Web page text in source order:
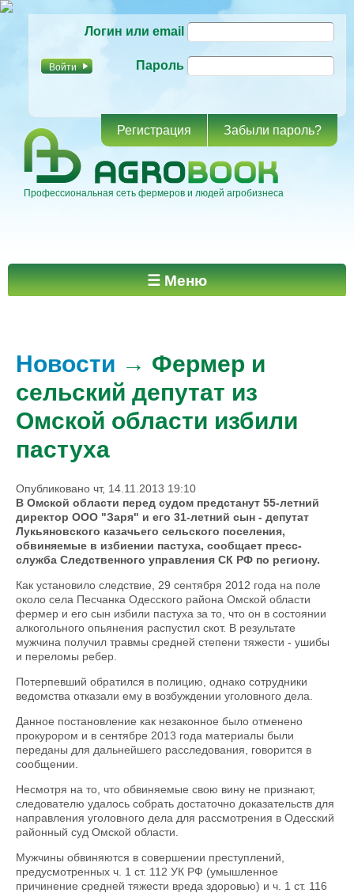
основному
Логин или email
Пароль
Регистрация Забыли пароль?
Профессиональная сеть фермеров и людей агробизнеса
Главное меню ☰ Меню
Новости → Фермер и
сельский депутат из
Омской области избили
пастуха
Опубликовано чт, 14.11.2013 19:10
В Омской области перед судом предстанут 55-летний
директор ООО "Заря" и его 31-летний сын - депутат
Лукьяновского казачьего сельского поселения,
обвиняемые в избиении пастуха, сообщает пресс-
служба Следственного управления СК РФ по региону.
Как установило следствие, 29 сентября 2012 года на поле
около села Песчанка Одесского района Омской области
фермер и его сын избили пастуха за то, что он в состоянии
алкогольного опьянения распустил скот. В результате
мужчина получил травмы средней степени тяжести - ушибы
и переломы ребер.
Потерпевший обратился в полицию, однако сотрудники
ведомства отказали ему в возбуждении уголовного дела.
Данное постановление как незаконное было отменено
прокурором и в сентябре 2013 года материалы были
переданы для дальнейшего расследования, говорится в
сообщении.
Несмотря на то, что обвиняемые свою вину не признают,
следователю удалось собрать достаточно доказательств для
направления уголовного дела для рассмотрения в Одесский
районный суд Омской области.
Мужчины обвиняются в совершении преступлений,
предусмотренных ч. 1 ст. 112 УК РФ (умышленное
причинение средней тяжести вреда здоровью) и ч. 1 ст. 116